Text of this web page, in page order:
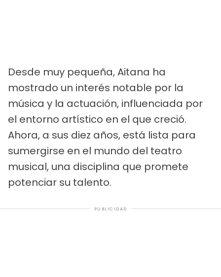
Desde muy pequeña, Aitana ha
mostrado un interés notable por la
música y la actuación, influenciada por
el entorno artístico en el que creció.
Ahora, a sus diez años, está lista para
sumergirse en el mundo del teatro
musical, una disciplina que promete
potenciar su talento.
PUBLICIDAD